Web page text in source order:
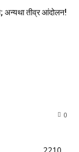
अन्यथा तीव्र आंदोलन!
0